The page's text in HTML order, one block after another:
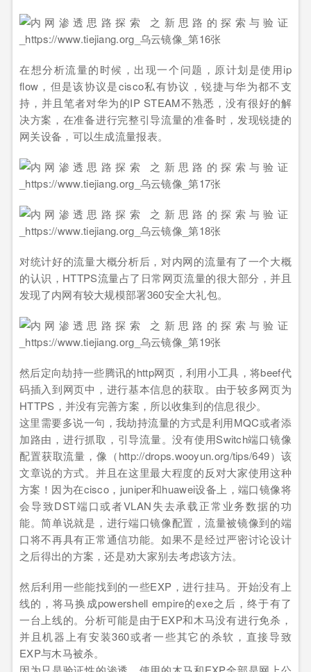
在想分析流量的时候，出现一个问题，原计划是使用ip
flow，但是该协议是cisco私有协议，锐捷与华为都不支
持，并且笔者对华为的IP STEAM不熟悉，没有很好的解
决方案，在准备进行完整引导流量的准备时，发现锐捷的
网关设备，可以生成流量报表。
对统计好的流量大概分析后，对内网的流量有了一个大概
的认识，HTTPS流量占了日常网页流量的很大部分，并且
发现了内网有较大规模部署360安全大礼包。
然后定向劫持一些腾讯的http网页，利用小工具，将beef代
码插入到网页中，进行基本信息的获取。由于较多网页为
HTTPS，并没有完善方案，所以收集到的信息很少。
这里需要多说一句，我劫持流量的方式是利用MQC或者添
加路由，进行抓取，引导流量。没有使用Switch端口镜像
配置获取流量，像（http://drops.wooyun.org/tips/649）该
文章说的方式。并且在这里最大程度的反对大家使用这种
方案！因为在cisco，juniper和huawei设备上，端口镜像将
会导致DST端口或者VLAN失去承载正常业务数据的功
能。简单说就是，进行端口镜像配置，流量被镜像到的端
口将不再具有正常通信功能。如果不是经过严密讨论设计
之后得出的方案，还是劝大家别去考虑该方法。
然后利用一些能找到的一些EXP，进行挂马。开始没有上
线的，将马换成powershell empire的exe之后，终于有了
一台上线的。分析可能是由于EXP和木马没有进行免杀，
并且机器上有安装360或者一些其它的杀软，直接导致
EXP与木马被杀。